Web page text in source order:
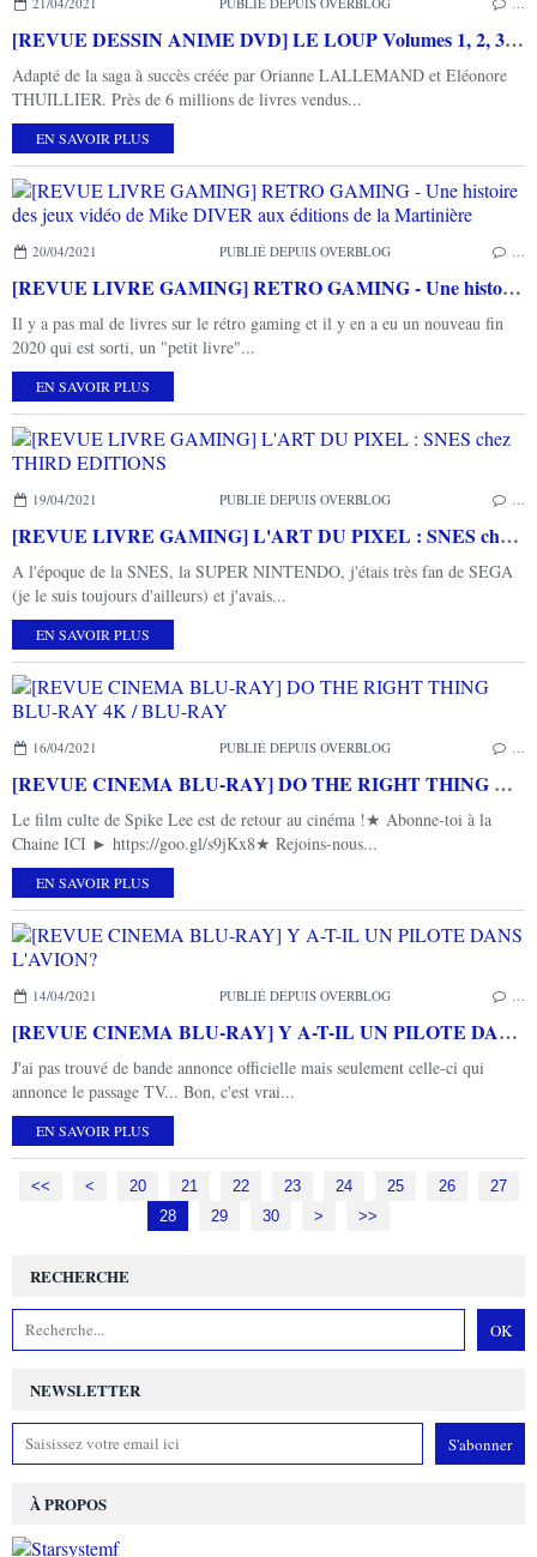
[REVUE DESSIN ANIME DVD] LE LOUP Volumes 1, 2, 3 et 4
Adapté de la saga à succès créée par Orianne LALLEMAND et Eléonore
THUILLIER. Près de 6 millions de livres vendus...
EN SAVOIR PLUS
20/04/2021 PUBLIÉ DEPUIS OVERBLOG
[REVUE LIVRE GAMING] RETRO GAMING - Une histoire des jeux vidéo de Mike DIVER aux éditions de la Martinière
Il y a pas mal de livres sur le rétro gaming et il y en a eu un nouveau fin
2020 qui est sorti, un "petit livre"...
EN SAVOIR PLUS
19/04/2021 PUBLIÉ DEPUIS OVERBLOG
[REVUE LIVRE GAMING] L'ART DU PIXEL : SNES chez THIRD EDITIONS
A l'époque de la SNES, la SUPER NINTENDO, j'étais très fan de SEGA
(je le suis toujours d'ailleurs) et j'avais...
EN SAVOIR PLUS
16/04/2021 PUBLIÉ DEPUIS OVERBLOG
[REVUE CINEMA BLU-RAY] DO THE RIGHT THING BLU-RAY 4K / BLU-RAY
Le film culte de Spike Lee est de retour au cinéma !★ Abonne-toi à la
Chaine ICI ► https://goo.gl/s9jKx8★ Rejoins-nous...
EN SAVOIR PLUS
14/04/2021 PUBLIÉ DEPUIS OVERBLOG
[REVUE CINEMA BLU-RAY] Y A-T-IL UN PILOTE DANS L'AVION?
J'ai pas trouvé de bande annonce officielle mais seulement celle-ci qui
annonce le passage TV... Bon, c'est vrai...
EN SAVOIR PLUS
<< < 10
20 21 22 23 24 25 26
27
28
29 30 40
50
60
70
80
90
> >>
NEWSLETTER
RECHERCHE
À PROPOS